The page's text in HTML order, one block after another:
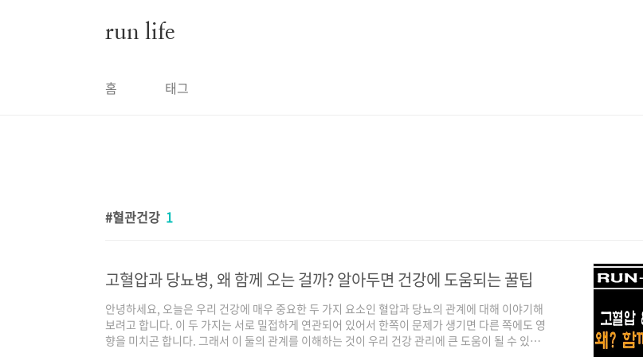
run life
홈 태그
혈관건강 1
고혈압과 당뇨병, 왜 함께 오는 걸까? 알아두면 건강에 도움되는 꿀팁
안녕하세요, 오늘은 우리 건강에 매우 중요한 두 가지 요소인 혈압과 당뇨의 관계에 대해 이야기해
보려고 합니다. 이 두 가지는 서로 밀접하게 연관되어 있어서 한쪽이 문제가 생기면 다른 쪽에도 영
향을 미치곤 합니다. 그래서 이 둘의 관계를 이해하는 것이 우리 건강 관리에 큰 도움이 될 수 있습